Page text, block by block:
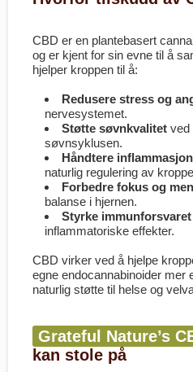
CBD er en plantebasert
og er kjent for sin evne til å
hjelper kroppen til å:
Redusere stress og
nervesystemet.
Støtte søvnkvalitet ved
søvnsyklusen.
Håndtere
naturlig regulering av
Forbedre fokus og
balanse i hjernen.
Styrke immunforsvaret
inflammatoriske effekter.
CBD virker ved å hjelpe
egne endocannabinoider mer
naturlig støtte til helse og
Grateful Nature’s
kan stole på